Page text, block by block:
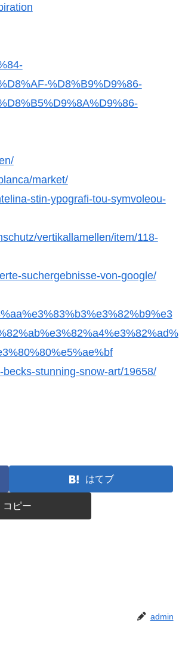
%D8%B9%D9%86-
market/
stin-ypografi-tou-symvoleou-
vertikallamellen/item/118-
suchergebnisse-von-google/
stunning-snow-art/19658/
はてブ
コピー
admin